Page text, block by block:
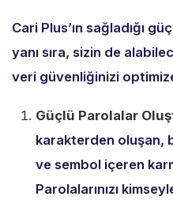
Cari Plus’ın sağladığı
yanı sıra, sizin de
veri güvenliğinizi
Güçlü Parolalar
karakterden oluşan,
ve sembol içeren
Parolalarınızı